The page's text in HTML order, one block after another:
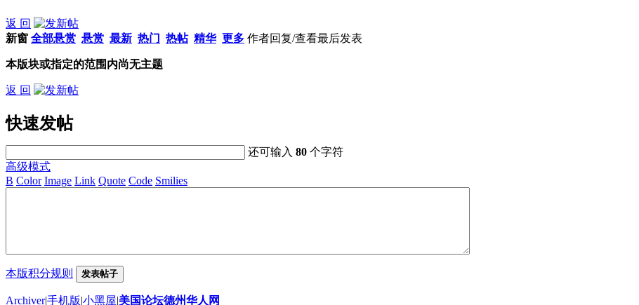
返 回
新窗 全部悬赏 悬赏 最新 热门 热帖 精华 更多 作者回复/查看最后发表
本版块或指定的范围内尚无主题
返 回
快速发帖
还可输入80 个字符
高级模式
B Color Image Link Quote Code Smilies
本版积分规则 发表帖子
Archiver|手机版|小黑屋|美国论坛德州华人网